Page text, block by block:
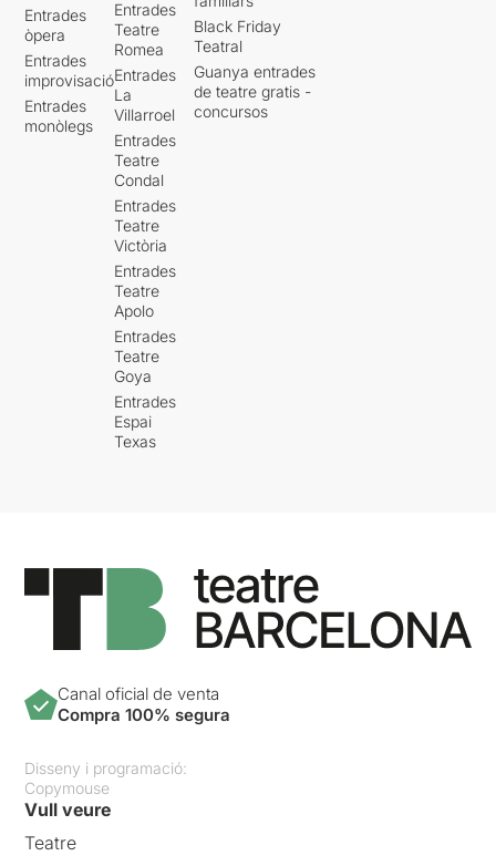
Entrades
òpera
Entrades
improvisació
Entrades
monòlegs
Entrades
Teatre
Romea
Entrades
La
Villarroel
Entrades
Teatre
Condal
Entrades
Teatre
Victòria
Entrades
Teatre
Apolo
Entrades
Teatre
Goya
Entrades
Espai
Texas
Black Friday
Teatral
Guanya entrades
de teatre gratis -
concursos
Canal oficial de venta
Compra 100% segura
Disseny i programació:
Copymouse
Vull veure
Teatre